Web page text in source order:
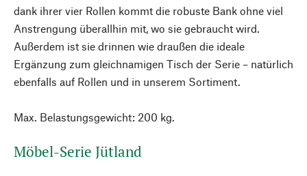
dank ihrer vier Rollen kommt die robuste Bank ohne viel
Anstrengung überallhin mit, wo sie gebraucht wird.
Außerdem ist sie drinnen wie draußen die ideale
Ergänzung zum gleichnamigen Tisch der Serie – natürlich
ebenfalls auf Rollen und in unserem Sortiment.
Max. Belastungsgewicht: 200 kg.
Möbel-Serie Jütland